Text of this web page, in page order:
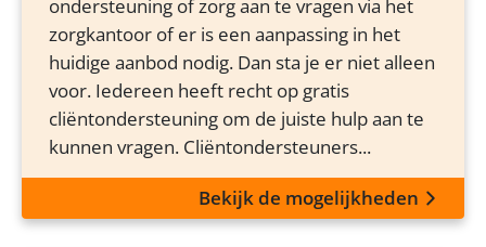
ondersteuning of zorg aan te vragen via het
zorgkantoor of er is een aanpassing in het
huidige aanbod nodig. Dan sta je er niet alleen
voor. Iedereen heeft recht op gratis
cliëntondersteuning om de juiste hulp aan te
kunnen vragen. Cliëntondersteuners...
Bekijk de mogelijkheden